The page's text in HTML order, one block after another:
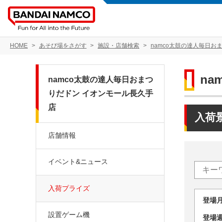
HOME あそび場をさがす 施設・店舗検索 namco太鼓の達人毎日お
入荷
登
登
namco太鼓の達人毎日おまつ
りだドン イオンモール長久手
店
店舗情報
イベント&ニュース
入荷プライズ
設置ゲーム機